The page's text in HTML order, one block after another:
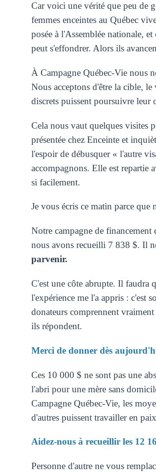
Car voici une vérité que peu de
femmes enceintes au Québec
posée à l'Assemblée nationale,
peut s'effondrer. Alors ils
À Campagne Québec-Vie nous
Nous acceptons d'être la cible,
discrets puissent poursuivre leur
Cela nous vaut quelques visites
présentée chez Enceinte et
l'espoir de débusquer « l'autre
accompagnons. Elle est repartie
si facilement.
Je vous écris ce matin parce
Notre campagne de
nous avons recueilli 7 838 $. Il
parvenir.
C'est une côte abrupte. Il faudra
l'expérience me l'a appris : c'est
donateurs comprennent
ils répondent.
Merci de donner dès
Ces 10 000 $ ne sont pas une
l'abri pour une mère sans
Campagne Québec-Vie, les
d'autres puissent travailler en
Aidez-nous à recueillir les 12
Personne d'autre ne vous